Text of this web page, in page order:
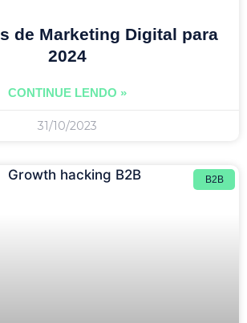
de Marketing Digital para
2024
CONTINUE LENDO »
31/10/2023
B2B